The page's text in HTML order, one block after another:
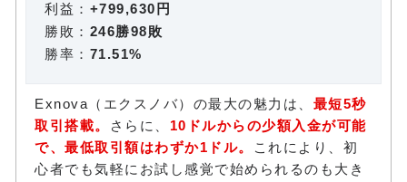
利益： +799,630円
勝敗： 246勝98敗
勝率： 71.51%
Exnova（エクスノバ）の最大の魅力は、 最短5秒
取引搭載。
さらに、 10ドルからの少額入金が可能
で、最低取引額はわずか1ドル。
これにより、初
心者でも気軽にお試し感覚で始められるのも大き